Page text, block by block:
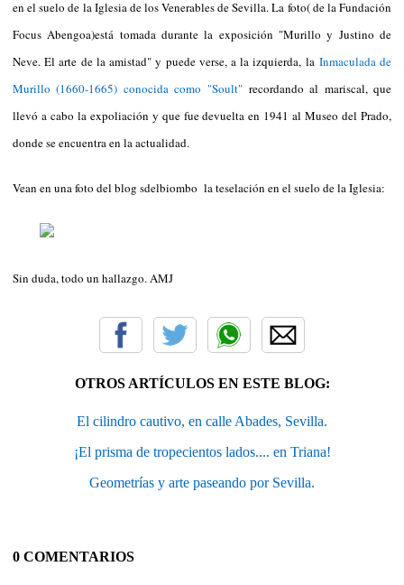
en el suelo de la Iglesia de los Venerables de Sevilla. La foto( de la Fundación
Focus Abengoa)está tomada durante la exposición "Murillo y Justino de
Neve. El arte de la amistad" y puede verse, a la izquierda, la Inmaculada de
Murillo (1660-1665) conocida como "Soult" recordando al mariscal, que
llevó a cabo la expoliación y que fue devuelta en 1941 al Museo del Prado,
donde se encuentra en la actualidad.
Vean en una foto del blog sdelbiombo la teselación en el suelo de la Iglesia:
Sin duda, todo un hallazgo. AMJ
OTROS ARTÍCULOS EN ESTE BLOG:
El cilindro cautivo, en calle Abades, Sevilla.
¡El prisma de tropecientos lados.... en Triana!
Geometrías y arte paseando por Sevilla.
0 COMENTARIOS